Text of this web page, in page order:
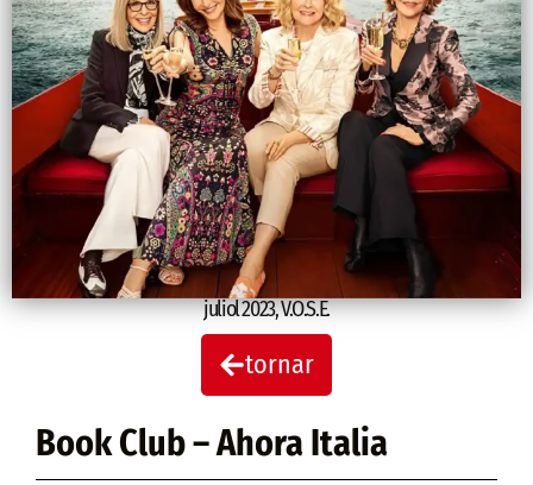
juliol 2023,V.O.S.E.
tornar
Book Club – Ahora Italia